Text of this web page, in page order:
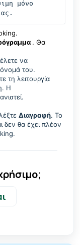
μόνο
. Θα
να
όνομά του.
τη λειτουργία
Η
Διαγραφή. Το
δεν θα έχει πλέον